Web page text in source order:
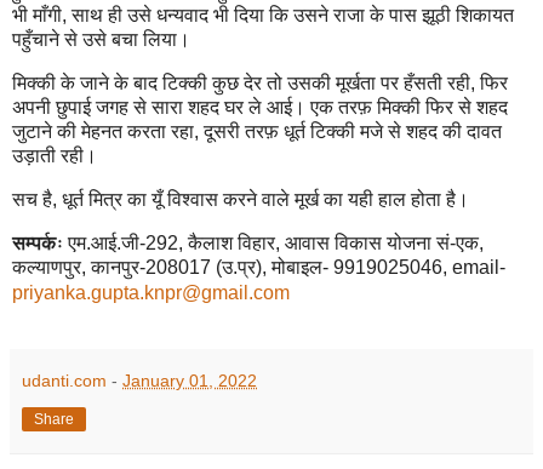
भी माँगी,साथ ही उसे धन्यवाद भी दिया कि उसने राजा के पास झूठी शिकायत
पहुँचाने से उसे बचा लिया।
मिक्की के जाने के बाद टिक्की कुछ देर तो उसकी मूर्खता पर हँसती रही,फिर
अपनी छुपा‌ई जगह से सारा शहद घर ले आ‌ई। एक तरफ़ मिक्की फिर से शहद
जुटाने की मेहनत करता रहा,दूसरी तरफ़ धूर्त टिक्की मजे से शहद की दावत
उड़ाती रही।
सच है, धूर्त मित्र का यूँ विश्वास करने वाले मूर्ख का यही हाल होता है।
सम्पर्कः एम.आ‌ई.जी-292,कैलाश विहार, आवास विकास योजना सं-एक,
कल्याणपुर,कानपुर-208017 (उ.प्र),मोबाइल- 9919025046, email-
priyanka.gupta.knpr@gmail.com
udanti.com - January 01, 2022
Share